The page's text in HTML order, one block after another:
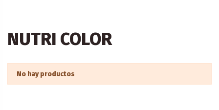
NUTRI COLOR
No hay productos